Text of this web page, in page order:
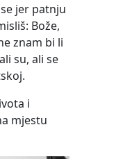
jer patnju
Bože,
znam bi li
su, ali se
i
mjestu